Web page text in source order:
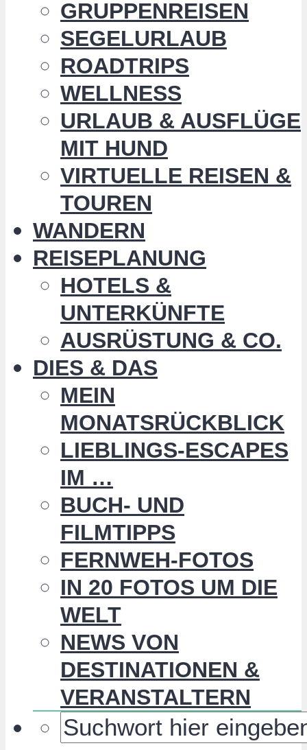
GRUPPENREISEN
SEGELURLAUB
ROADTRIPS
WELLNESS
URLAUB & AUSFLÜGE
MIT HUND
VIRTUELLE REISEN &
TOUREN
WANDERN
REISEPLANUNG
HOTELS &
UNTERKÜNFTE
AUSRÜSTUNG & CO.
DIES & DAS
MEIN
MONATSRÜCKBLICK
LIEBLINGS-ESCAPES
IM …
BUCH- UND
FILMTIPPS
FERNWEH-FOTOS
IN 20 FOTOS UM DIE
WELT
NEWS VON
DESTINATIONEN &
VERANSTALTERN